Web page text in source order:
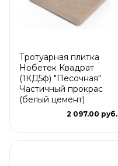
Тротуарная плитка
Нобетек Квадрат
(1КД5ф) "Песочная"
Частичный прокрас
(белый цемент)
2 097.00 руб.